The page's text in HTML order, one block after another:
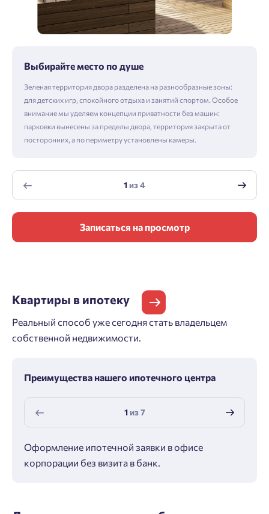
Выбирайте место по душе
Зеленая территория двора разделена на разнообразные зоны:
для детских игр, спокойного отдыха и занятий спортом. Особое
внимание мы уделяем концепции приватности без машин:
парковки вынесены за пределы двора, территория закрыта от
посторонних, а по периметру установлены камеры.
1из4
Записаться на просмотр
Квартиры в ипотеку
Реальный способ уже сегодня стать владельцем
собственной недвижимости.
Преимущества нашего ипотечного центра
1из7
Оформление ипотечной заявки в офисе
корпорации без визита в банк.